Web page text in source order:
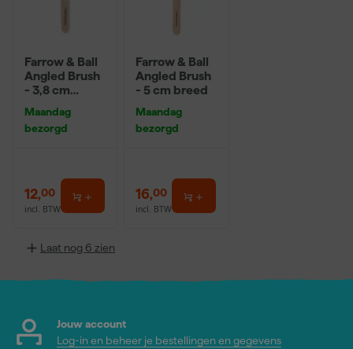
Farrow & Ball
Angled Brush
- 3,8 cm
Maandag
bezorgd
12,00
incl. BTW
Farrow & Ball
Angled Brush
- 5 cm breed
Maandag
bezorgd
16,00
incl. BTW
Laat nog 6 zien
Jouw account
Log-in en beheer je bestellingen en gegevens